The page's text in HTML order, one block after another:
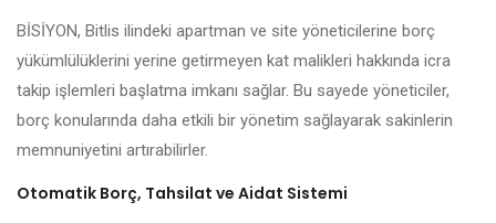
BİSİYON, Bitlis ilindeki apartman ve site yöneticilerine borç
yükümlülüklerini yerine getirmeyen kat malikleri hakkında icra
takip işlemleri başlatma imkanı sağlar. Bu sayede yöneticiler,
borç konularında daha etkili bir yönetim sağlayarak sakinlerin
memnuniyetini artırabilirler.
Otomatik Borç, Tahsilat ve Aidat Sistemi